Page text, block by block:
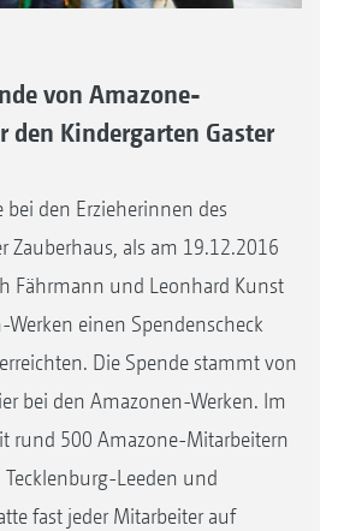
von Amazone-
Kindergarten Gaster
bei den Erzieherinnen des
Zauberhaus, als am 19.12.2016
Fährmann und Leonhard Kunst
einen Spendenscheck
Die Spende stammt von
bei den Amazonen-Werken. Im
rund 500 Amazone-Mitarbeitern
Leeden und
fast jeder Mitarbeiter auf